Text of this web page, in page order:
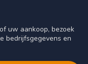
uw aankoop, bezoek
bedrijfsgegevens en